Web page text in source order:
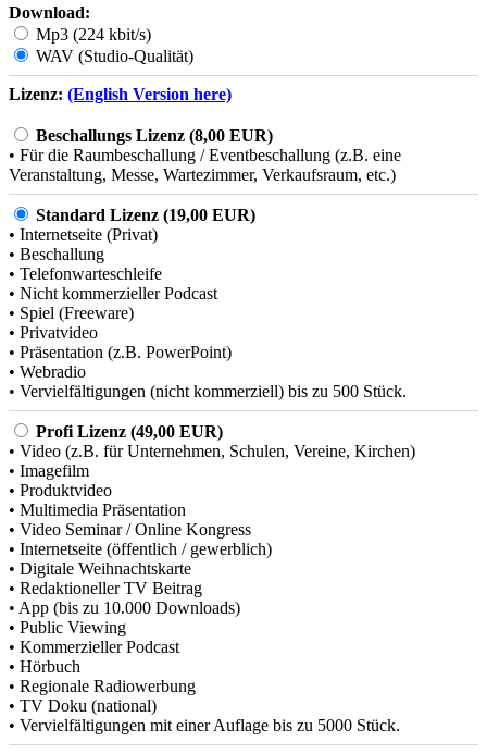
Download:
Mp3 (224 kbit/s)
WAV (Studio-Qualität)
Lizenz: (English Version here)
Beschallungs Lizenz (8,00 EUR)
• Für die Raumbeschallung / Eventbeschallung (z.B. eine
Veranstaltung, Messe, Wartezimmer, Verkaufsraum, etc.)
Standard Lizenz (19,00 EUR)
• Internetseite (Privat)
• Beschallung
• Telefonwarteschleife
• Nicht kommerzieller Podcast
• Spiel (Freeware)
• Privatvideo
• Präsentation (z.B. PowerPoint)
• Webradio
• Vervielfältigungen (nicht kommerziell) bis zu 500 Stück.
Profi Lizenz (49,00 EUR)
• Video (z.B. für Unternehmen, Schulen, Vereine, Kirchen)
• Imagefilm
• Produktvideo
• Multimedia Präsentation
• Video Seminar / Online Kongress
• Internetseite (öffentlich / gewerblich)
• Digitale Weihnachtskarte
• Redaktioneller TV Beitrag
• App (bis zu 10.000 Downloads)
• Public Viewing
• Kommerzieller Podcast
• Hörbuch
• Regionale Radiowerbung
• TV Doku (national)
• Vervielfältigungen mit einer Auflage bis zu 5000 Stück.